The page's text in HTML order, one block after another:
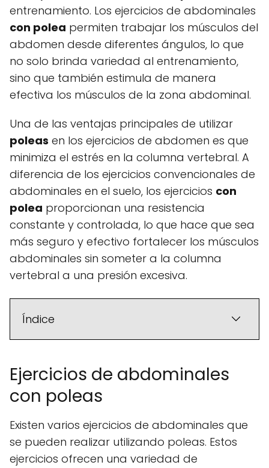
entrenamiento. Los ejercicios de abdominales
con polea permiten trabajar los músculos del
abdomen desde diferentes ángulos, lo que
no solo brinda variedad al entrenamiento,
sino que también estimula de manera
efectiva los músculos de la zona abdominal.
Una de las ventajas principales de utilizar
poleas en los ejercicios de abdomen es que
minimiza el estrés en la columna vertebral. A
diferencia de los ejercicios convencionales de
abdominales en el suelo, los ejercicios con
polea proporcionan una resistencia
constante y controlada, lo que hace que sea
más seguro y efectivo fortalecer los músculos
abdominales sin someter a la columna
vertebral a una presión excesiva.
Índice
Ejercicios de abdominales
con poleas
Existen varios ejercicios de abdominales que
se pueden realizar utilizando poleas. Estos
ejercicios ofrecen una variedad de